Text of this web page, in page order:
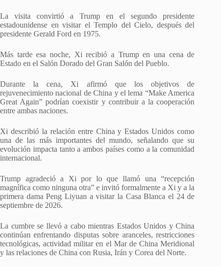
La visita convirtió a Trump en el segundo presidente
estadounidense en visitar el Templo del Cielo, después del
presidente Gerald Ford en 1975.
Más tarde esa noche, Xi recibió a Trump en una cena de
Estado en el Salón Dorado del Gran Salón del Pueblo.
Durante la cena, Xi afirmó que los objetivos de
rejuvenecimiento nacional de China y el lema “Make America
Great Again” podrían coexistir y contribuir a la cooperación
entre ambas naciones.
Xi describió la relación entre China y Estados Unidos como
una de las más importantes del mundo, señalando que su
evolución impacta tanto a ambos países como a la comunidad
internacional.
Trump agradeció a Xi por lo que llamó una “recepción
magnífica como ninguna otra” e invitó formalmente a Xi y a la
primera dama Peng Liyuan a visitar la Casa Blanca el 24 de
septiembre de 2026.
La cumbre se llevó a cabo mientras Estados Unidos y China
continúan enfrentando disputas sobre aranceles, restricciones
tecnológicas, actividad militar en el Mar de China Meridional
y las relaciones de China con Rusia, Irán y Corea del Norte.